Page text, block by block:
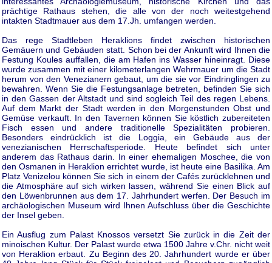
prächtige Rathaus stehen, die alle von der noch weitestgehend
intakten Stadtmauer aus dem 17.Jh. umfangen werden.
Das rege Stadtleben Heraklions findet zwischen historischen
Gemäuern und Gebäuden statt. Schon bei der Ankunft wird Ihnen die
Festung Koules auffallen, die am Hafen ins Wasser hineinragt. Diese
wurde zusammen mit einer kilometerlangen Wehrmauer um die Stadt
herum von den Venezianern gebaut, um die sie vor Eindringlingen zu
bewahren. Wenn Sie die Festungsanlage betreten, befinden Sie sich
in den Gassen der Altstadt und sind sogleich Teil des regen Lebens.
Auf dem Markt der Stadt werden in den Morgenstunden Obst und
Gemüse verkauft. In den Tavernen können Sie köstlich zubereiteten
Fisch essen und andere traditionelle Spezialitäten probieren.
Besonders eindrücklich ist die Loggia, ein Gebäude aus der
venezianischen Herrschaftsperiode. Heute befindet sich unter
anderem das Rathaus darin. In einer ehemaligen Moschee, die von
den Osmanen in Heraklion errichtet wurde, ist heute eine Basilika. Am
Platz Venizelou können Sie sich in einem der Cafés zurücklehnen und
die Atmosphäre auf sich wirken lassen, während Sie einen Blick auf
den Löwenbrunnen aus dem 17. Jahrhundert werfen. Der Besuch im
archäologischen Museum wird Ihnen Aufschluss über die Geschichte
der Insel geben.
Ein Ausflug zum Palast Knossos versetzt Sie zurück in die Zeit der
minoischen Kultur. Der Palast wurde etwa 1500 Jahre v.Chr. nicht weit
von Heraklion erbaut. Zu Beginn des 20. Jahrhundert wurde er über